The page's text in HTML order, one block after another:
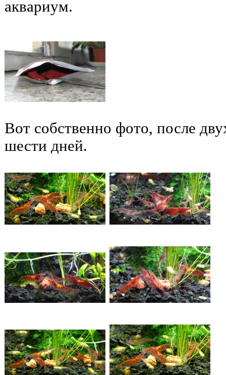
аквариум.
Вот собственно фото, после
шести дней.